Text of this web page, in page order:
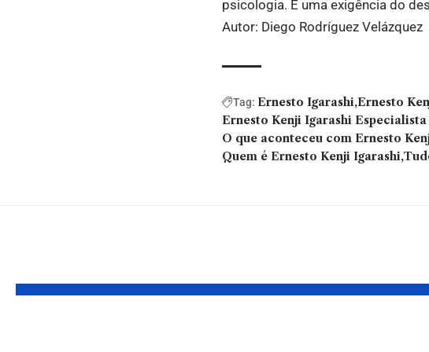
psicologia. É uma exigência do
Autor: Diego Rodríguez Velázquez
Tag: Ernesto Igarashi Ernesto
Ernesto Kenji Igarashi
O que aconteceu com Ernesto
Quem é Ernesto Kenji Igarashi